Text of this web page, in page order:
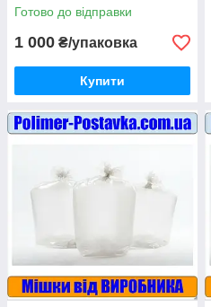
Готово до відправки
1 000 ₴/упаковка
Купити